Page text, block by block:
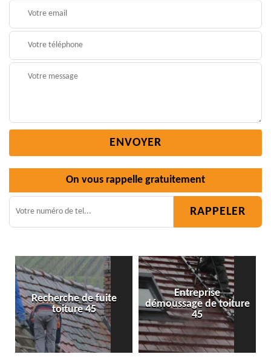
On vous rappelle gratuitement
Entreprise
démoussage de toiture
45
Isolation toiture 45